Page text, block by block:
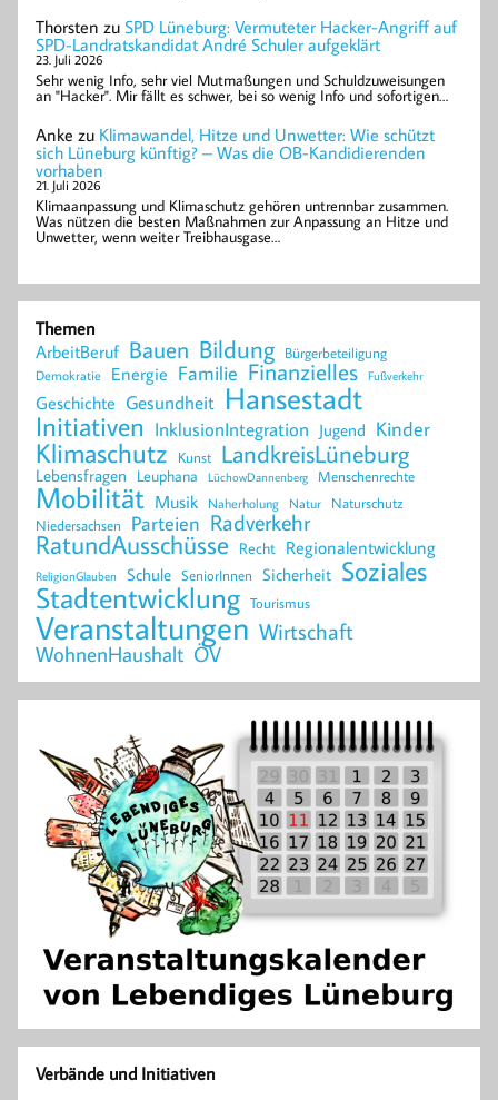
Thorsten zu SPD Lüneburg: Vermuteter Hacker-Angriff auf
SPD-Landratskandidat André Schuler aufgeklärt
23. Juli 2026
Sehr wenig Info, sehr viel Mutmaßungen und Schuldzuweisungen
an "Hacker". Mir fällt es schwer, bei so wenig Info und sofortigen…
Anke zu Klimawandel, Hitze und Unwetter: Wie schützt
sich Lüneburg künftig? – Was die OB-Kandidierenden
vorhaben
21. Juli 2026
Klimaanpassung und Klimaschutz gehören untrennbar zusammen.
Was nützen die besten Maßnahmen zur Anpassung an Hitze und
Unwetter, wenn weiter Treibhausgase…
Themen
ArbeitBeruf Bauen Bildung Bürgerbeteiligung
Demokratie Energie Familie Finanzielles Fußverkehr
Geschichte Gesundheit Hansestadt
Initiativen InklusionIntegration Jugend Kinder
Klimaschutz Kunst LandkreisLüneburg
Lebensfragen Leuphana LüchowDannenberg Menschenrechte
Mobilität Musik Naherholung Natur Naturschutz
Niedersachsen Parteien Radverkehr
RatundAusschüsse Recht Regionalentwicklung
ReligionGlauben Schule SeniorInnen Sicherheit Soziales
Stadtentwicklung Tourismus
Veranstaltungen Wirtschaft
WohnenHaushalt ÖV
Verbände und Initiativen